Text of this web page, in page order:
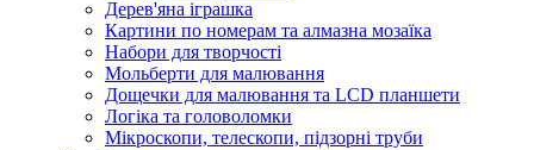
Дерев'яна іграшка
Картини по номерам та алмазна мозаїка
Набори для творчості
Мольберти для малювання
Дощечки для малювання та LCD планшети
Логіка та головоломки
Мікроскопи, телескопи, підзорні труби